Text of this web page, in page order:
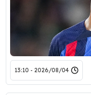
2026/08/04 - 13:10